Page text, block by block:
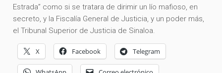
Estrada” como si se tratara de dirimir un lío mafioso, en
secreto, y la Fiscalía General de Justicia, y un poder más,
el Tribunal Superior de Justicia de Sinaloa.
X Facebook Telegram